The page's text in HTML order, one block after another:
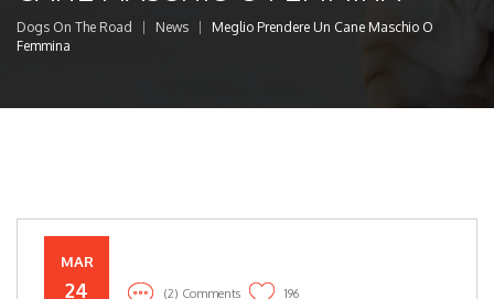
Dogs On The Road News
Meglio Prendere Un Cane Maschio O
Femmina
MAR
24 (2) Comments 196